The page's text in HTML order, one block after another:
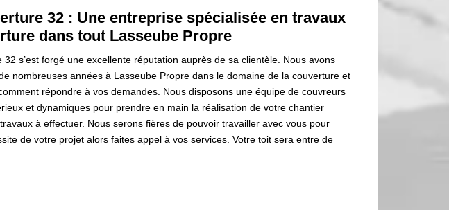
32 : Une entreprise spécialisée en travaux
dans tout Lasseube Propre
32 s’est forgé une excellente réputation auprès de sa clientèle. Nous avons
nombreuses années à Lasseube Propre dans le domaine de la couverture et
répondre à vos demandes. Nous disposons une équipe de couvreurs
et dynamiques pour prendre en main la réalisation de votre chantier
à effectuer. Nous serons fières de pouvoir travailler avec vous pour
de votre projet alors faites appel à vos services. Votre toit sera entre de